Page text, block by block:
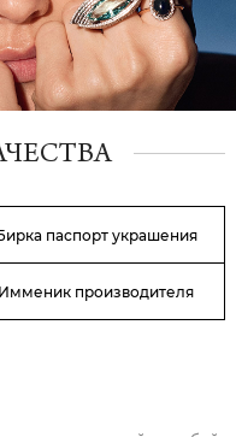
паспорт украшения
Имменик производителя